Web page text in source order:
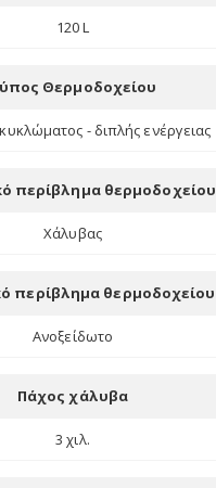
120 L
Θερμοδοχείου
- διπλής ενέργειας
περίβλημα θερμοδοχείου
Χάλυβας
περίβλημα θερμοδοχείου
Ανοξείδωτο
Πάχος χάλυβα
3 χιλ.